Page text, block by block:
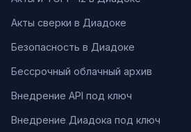
Акты сверки в Диадоке
Безопасность в Диадоке
Бессрочный облачный архив
Внедрение API под ключ
Внедрение Диадока под ключ